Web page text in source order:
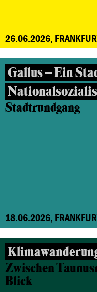
26.06.2026,
Gallus – Ein
Stadtrundgang
18.06.2026,
Zwischen
Blick